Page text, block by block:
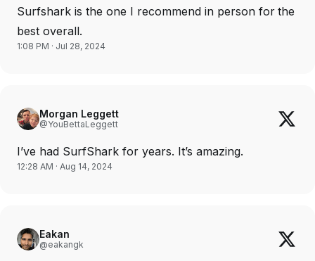
Surfshark is the one I recommend in person for the
best overall.
1:08 PM · Jul 28, 2024
Morgan Leggett
@YouBettaLeggett
I’ve had SurfShark for years. It’s amazing.
12:28 AM · Aug 14, 2024
Eakan
@eakangk